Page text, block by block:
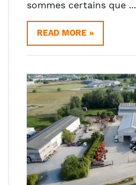
sommes certains que ...
READ MORE »